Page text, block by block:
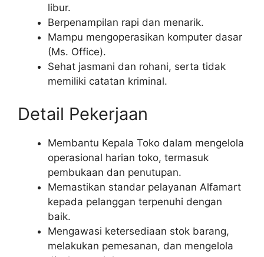
libur.
Berpenampilan rapi dan menarik.
Mampu mengoperasikan komputer dasar
(Ms. Office).
Sehat jasmani dan rohani, serta tidak
memiliki catatan kriminal.
Detail Pekerjaan
Membantu Kepala Toko dalam mengelola
operasional harian toko, termasuk
pembukaan dan penutupan.
Memastikan standar pelayanan Alfamart
kepada pelanggan terpenuhi dengan
baik.
Mengawasi ketersediaan stok barang,
melakukan pemesanan, dan mengelola